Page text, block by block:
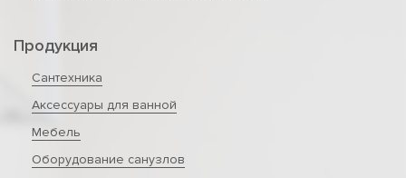
Продукция
Сантехника
Аксессуары для ванной
Мебель
Оборудование санузлов